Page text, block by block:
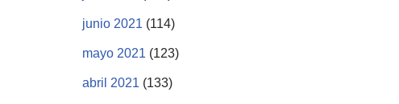
junio 2021 (114)
mayo 2021 (123)
abril 2021 (133)